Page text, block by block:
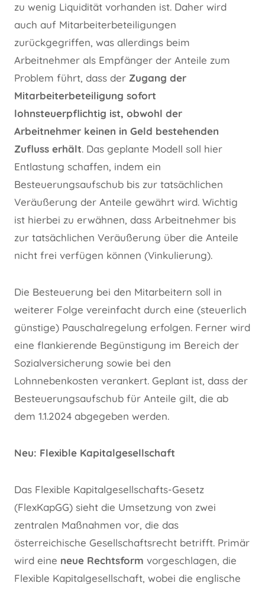
zu wenig Liquidität vorhanden ist. Daher wird
auch auf Mitarbeiterbeteiligungen
zurückgegriffen, was allerdings beim
Arbeitnehmer als Empfänger der Anteile zum
Problem führt, dass der Zugang der
Mitarbeiterbeteiligung sofort
lohnsteuerpflichtig ist, obwohl der
Arbeitnehmer keinen in Geld bestehenden
Zufluss erhält. Das geplante Modell soll hier
Entlastung schaffen, indem ein
Besteuerungsaufschub bis zur tatsächlichen
Veräußerung der Anteile gewährt wird. Wichtig
ist hierbei zu erwähnen, dass Arbeitnehmer bis
zur tatsächlichen Veräußerung über die Anteile
nicht frei verfügen können (Vinkulierung).
Die Besteuerung bei den Mitarbeitern soll in
weiterer Folge vereinfacht durch eine (steuerlich
günstige) Pauschalregelung erfolgen. Ferner wird
eine flankierende Begünstigung im Bereich der
Sozialversicherung sowie bei den
Lohnnebenkosten verankert. Geplant ist, dass der
Besteuerungsaufschub für Anteile gilt, die ab
dem 1.1.2024 abgegeben werden.
Neu: Flexible Kapitalgesellschaft
Das Flexible Kapitalgesellschafts-Gesetz
(FlexKapGG) sieht die Umsetzung von zwei
zentralen Maßnahmen vor, die das
österreichische Gesellschaftsrecht betrifft. Primär
wird eine neue Rechtsform vorgeschlagen, die
Flexible Kapitalgesellschaft, wobei die englische